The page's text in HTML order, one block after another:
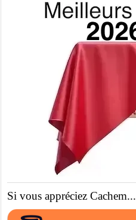
Si vous appréciez Cachem...